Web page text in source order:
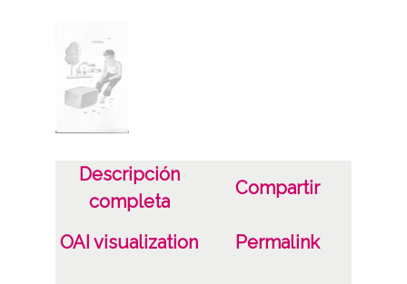
Notas
Costumbrismo; Fernandez Peña; Postales
Licencia de las imágenes
Descripción
completa
Compartir
OAI visualization Permalink